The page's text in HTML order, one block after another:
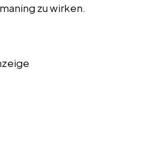
zu wirken.